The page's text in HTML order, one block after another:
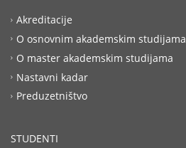
Akreditacije
O osnovnim akademskim studijama
O master akademskim studijama
Nastavni kadar
Preduzetništvo
STUDENTI